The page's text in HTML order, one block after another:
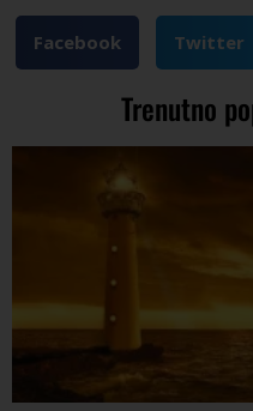
Facebook Twitter
Trenutno